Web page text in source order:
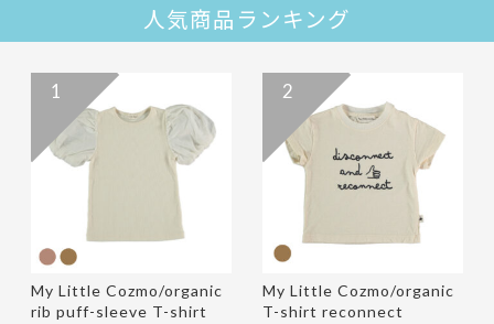
人気商品ランキング
My Little Cozmo/organic
rib puff-sleeve T-shirt
1
My Little Cozmo/organic
T-shirt reconnect
2